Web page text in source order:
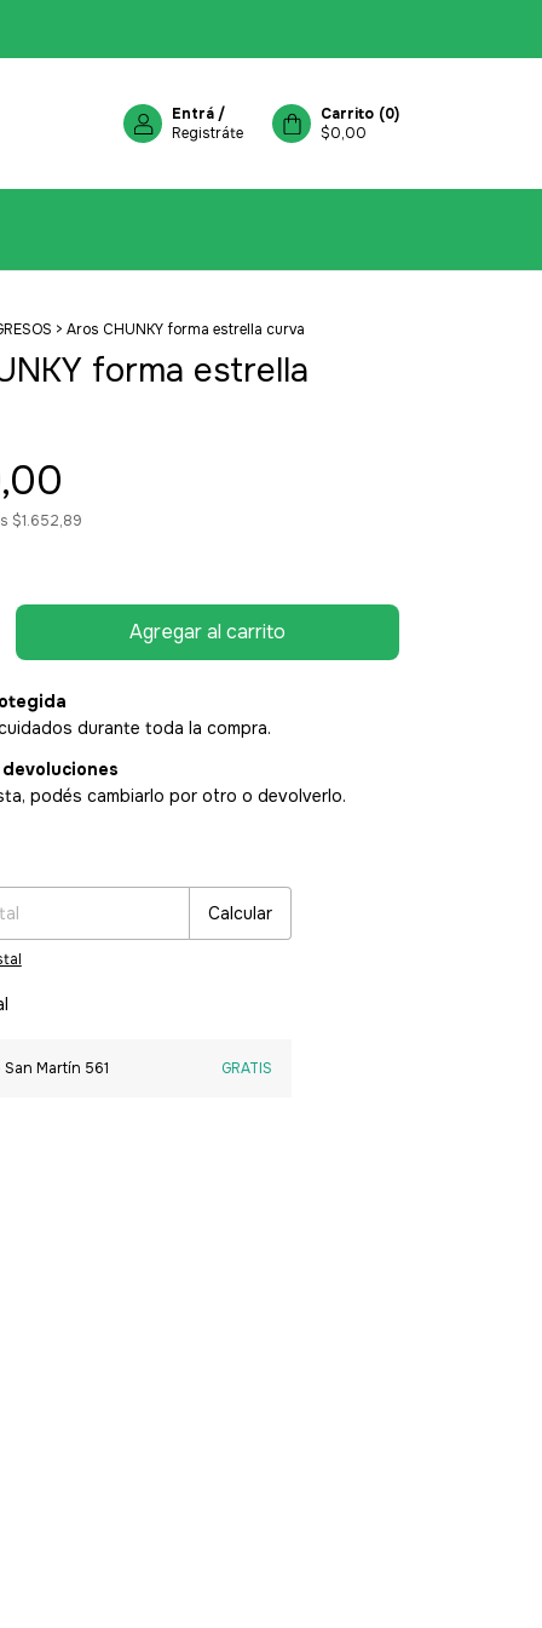
Entrá /
Registráte
Carrito (0)
$0,00
> Aros CHUNKY forma estrella curva
forma estrella
$1.652,89
durante toda la compra.
podés cambiarlo por otro o devolverlo.
Calcular
Martín 561 GRATIS